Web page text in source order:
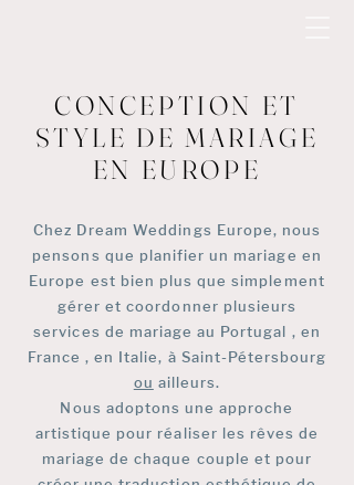
CONCEPTION ET
STYLE DE MARIAGE
EN EUROPE
Chez Dream Weddings Europe, nous
pensons que planifier un mariage en
Europe est bien plus que simplement
gérer et coordonner plusieurs
services de mariage au Portugal , en
France , en Italie, à Saint-Pétersbourg
ou ailleurs.
Nous adoptons une approche
artistique pour réaliser les rêves de
mariage de chaque couple et pour